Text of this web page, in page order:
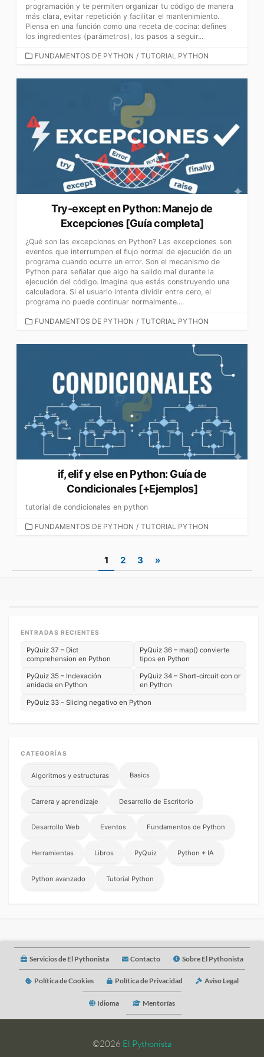
programación y te permiten organizar tu código de manera
más clara, evitar repetición y facilitar el mantenimiento.
Piensa en una función como una receta de cocina: defines
los ingredientes (parámetros), los pasos a seguir...
CATEGORÍAS
FUNDAMENTOS DE PYTHON / TUTORIAL PYTHON
Try-except en Python: Manejo de
Excepciones [Guía completa]
¿Qué son las excepciones en Python? Las excepciones son
eventos que interrumpen el flujo normal de ejecución de un
programa cuando ocurre un error. Son el mecanismo de
Python para señalar que algo ha salido mal durante la
ejecución del código. Imagina que estás construyendo una
calculadora. Si el usuario intenta dividir entre cero, el
programa no puede continuar normalmente....
CATEGORÍAS
FUNDAMENTOS DE PYTHON / TUTORIAL PYTHON
if, elif y else en Python: Guía de
Condicionales [+Ejemplos]
tutorial de condicionales en python
CATEGORÍAS
FUNDAMENTOS DE PYTHON / TUTORIAL PYTHON
de
1 2 3 »
ENTRADAS RECIENTES
PyQuiz 37 – Dict
comprehension en Python
PyQuiz 36 – map() convierte
tipos en Python
PyQuiz 35 – Indexación
anidada en Python
PyQuiz 34 – Short-circuit con or
en Python
PyQuiz 33 – Slicing negativo en Python
CATEGORÍAS
Algoritmos y estructuras Basics
Carrera y aprendizaje Desarrollo de Escritorio
Desarrollo Web Eventos Fundamentos de Python
Herramientas Libros PyQuiz Python + IA
Python avanzado Tutorial Python
Servicios de El Pythonista Contacto Sobre El Pythonista
Política de Cookies Política de Privacidad Aviso Legal
Idioma Mentorías
©2026 El Pythonista